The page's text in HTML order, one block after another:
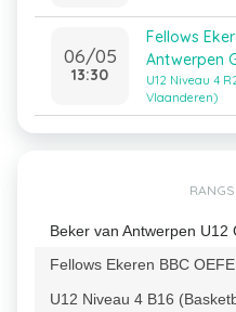
06/05
13:30
Fellows
Antwerpen
U12 Niveau 4
Vlaanderen)
Beker van Antwerpen U12
Fellows Ekeren BBC
U12 Niveau 4 B16